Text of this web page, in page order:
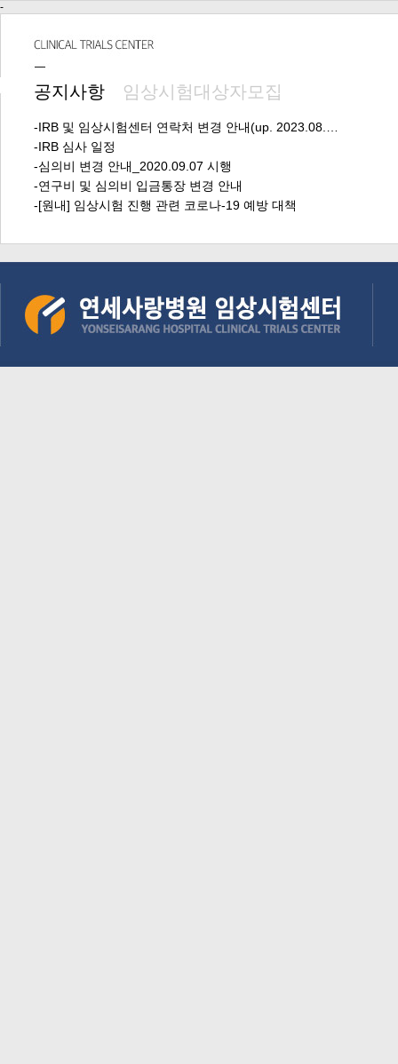
-
공지사항 임상시험대상자모집
-IRB 및 임상시험센터 연락처 변경 안내(up. 2023.08.…
-IRB 심사 일정
-심의비 변경 안내_2020.09.07 시행
-연구비 및 심의비 입금통장 변경 안내
-[원내] 임상시험 진행 관련 코로나-19 예방 대책